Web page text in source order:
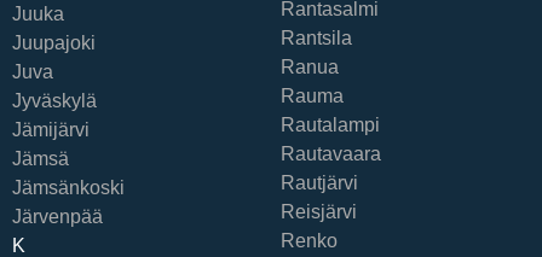
Juuka
Juupajoki
Juva
Jyväskylä
Jämijärvi
Jämsä
Jämsänkoski
Järvenpää
K
Rantasalmi
Rantsila
Ranua
Rauma
Rautalampi
Rautavaara
Rautjärvi
Reisjärvi
Renko